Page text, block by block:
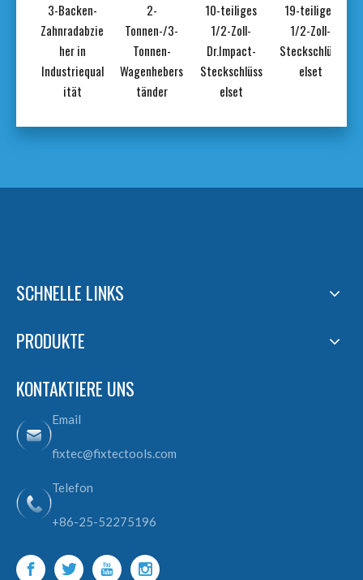
3-Backen-
Zahnradabzie
her in
Industriequal
ität
2-
Tonnen-/3-
Tonnen-
Wagenhebers
tänder
10-teiliges
1/2-Zoll-
Dr.Impact-
Steckschlüss
elset
19-teiliges
1/2-Zoll-
Steckschlüss
elset
SCHNELLE LINKS
PRODUKTE
KONTAKTIERE UNS
Email
fixtec@fixtectools.com
Telefon
+86-25-52275196